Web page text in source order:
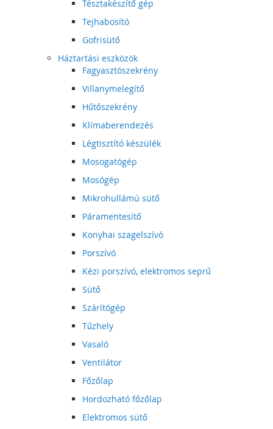
Tésztakészítő gép
Tejhabosító
Gofrisütő
Háztartási eszközök
Fagyasztószekrény
Villanymelegítő
Hűtőszekrény
Klímaberendezés
Légtisztító készülék
Mosogatógép
Mosógép
Mikrohullámú sütő
Páramentesítő
Konyhai szagelszívó
Porszívó
Kézi porszívó, elektromos seprű
Sütő
Szárítógép
Tűzhely
Vasaló
Ventilátor
Főzőlap
Hordozható főzőlap
Elektromos sütő